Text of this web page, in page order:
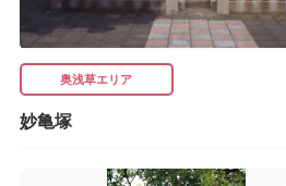
奥浅草エリア
妙亀塚